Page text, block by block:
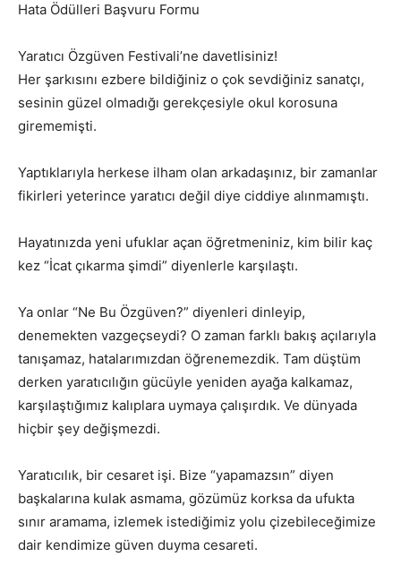
Hata Ödülleri Başvuru Formu
Yaratıcı Özgüven Festivali’ne davetlisiniz!
Her şarkısını ezbere bildiğiniz o çok sevdiğiniz sanatçı,
sesinin güzel olmadığı gerekçesiyle okul korosuna
girememişti.
Yaptıklarıyla herkese ilham olan arkadaşınız, bir zamanlar
fikirleri yeterince yaratıcı değil diye ciddiye alınmamıştı.
Hayatınızda yeni ufuklar açan öğretmeniniz, kim bilir kaç
kez “İcat çıkarma şimdi” diyenlerle karşılaştı.
Ya onlar “Ne Bu Özgüven?” diyenleri dinleyip,
denemekten vazgeçseydi? O zaman farklı bakış açılarıyla
tanışamaz, hatalarımızdan öğrenemezdik. Tam düştüm
derken yaratıcılığın gücüyle yeniden ayağa kalkamaz,
karşılaştığımız kalıplara uymaya çalışırdık. Ve dünyada
hiçbir şey değişmezdi.
Yaratıcılık, bir cesaret işi. Bize “yapamazsın” diyen
başkalarına kulak asmama, gözümüz korksa da ufukta
sınır aramama, izlemek istediğimiz yolu çizebileceğimize
dair kendimize güven duyma cesareti.